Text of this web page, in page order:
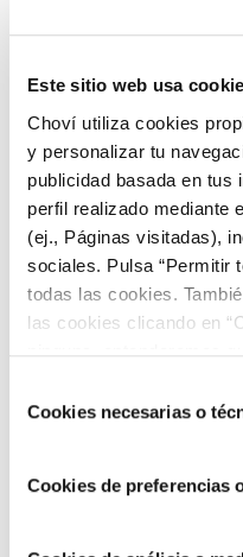
Este sitio web usa
Choví utiliza cookies
y personalizar tu
publicidad basada en tus
perfil realizado mediante
(ej., Páginas visitadas),
sociales. Pulsa “Permitir
todas las cookies.
las cookies clicando en
COOKIES.
deCookies necesarias o
Cookies de preferencias
blancas en la
Incluir carnes blancas
aportar varios beneficios
algunos de ellos:
Control de peso :
alto contenido de
pueden ayudar
incrementan la
menos grasas
puede ser
de alta calidad
esenciales para el
Salud ósea
: Las